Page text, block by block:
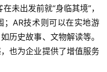
注册未出发前就“身临其境”，
AR技术则可以在实地游
历史故事、文物解读等。
也为企业提供了增值服务